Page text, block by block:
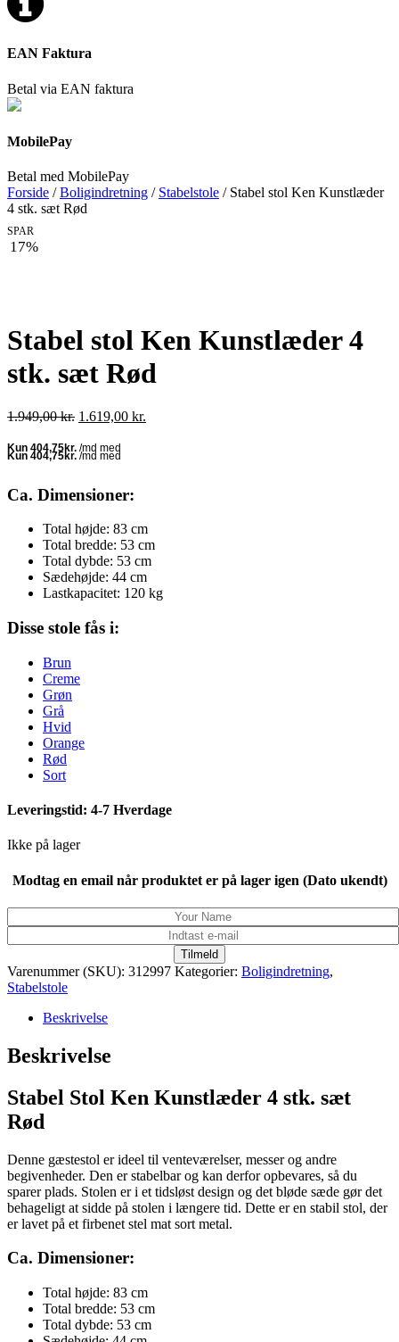
EAN Faktura
Betal via EAN faktura
MobilePay
Betal med MobilePay
Forside /Boligindretning / Stabelstole / Stabel stol Ken Kunstlæder
4 stk. sæt Rød
SPAR
17%
Stabel stol Ken Kunstlæder 4
stk. sæt Rød
1.949,00kr. Den
pris
var:
1.619,00 kr.
Ca. Dimensioner:
Total højde: 83 cm
Total bredde: 53 cm
Total dybde: 53 cm
Sædehøjde: 44 cm
Lastkapacitet: 120 kg
Disse stole fås i:
Brun
Creme
Grøn
Grå
Hvid
Orange
Rød
Sort
Leveringstid: 4-7 Hverdage
Ikke på lager
Modtag en email når produktet er på lager igen (Dato ukendt)
Tilmeld
Varenummer (SKU): 312997 Kategorier: Boligindretning,
Stabelstole
Beskrivelse
Beskrivelse
Stabel Stol Ken Kunstlæder 4 stk. sæt
Rød
Denne gæstestol er ideel til venteværelser, messer og andre
begivenheder. Den er stabelbar og kan derfor opbevares, så du
sparer plads. Stolen er i et tidsløst design og det bløde sæde gør det
behageligt at sidde på stolen i længere tid. Dette er en stabil stol, der
er lavet på et firbenet stel mat sort metal.
Ca. Dimensioner:
Total højde: 83 cm
Total bredde: 53 cm
Total dybde: 53 cm